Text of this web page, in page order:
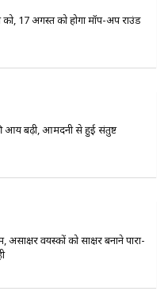
को, 17 अगस्त को होगा मॉप-अप राउंड
आय बढ़ी, आमदनी से हुई संतुष्ट
असाक्षर वयस्कों को साक्षर बनाने पारा-